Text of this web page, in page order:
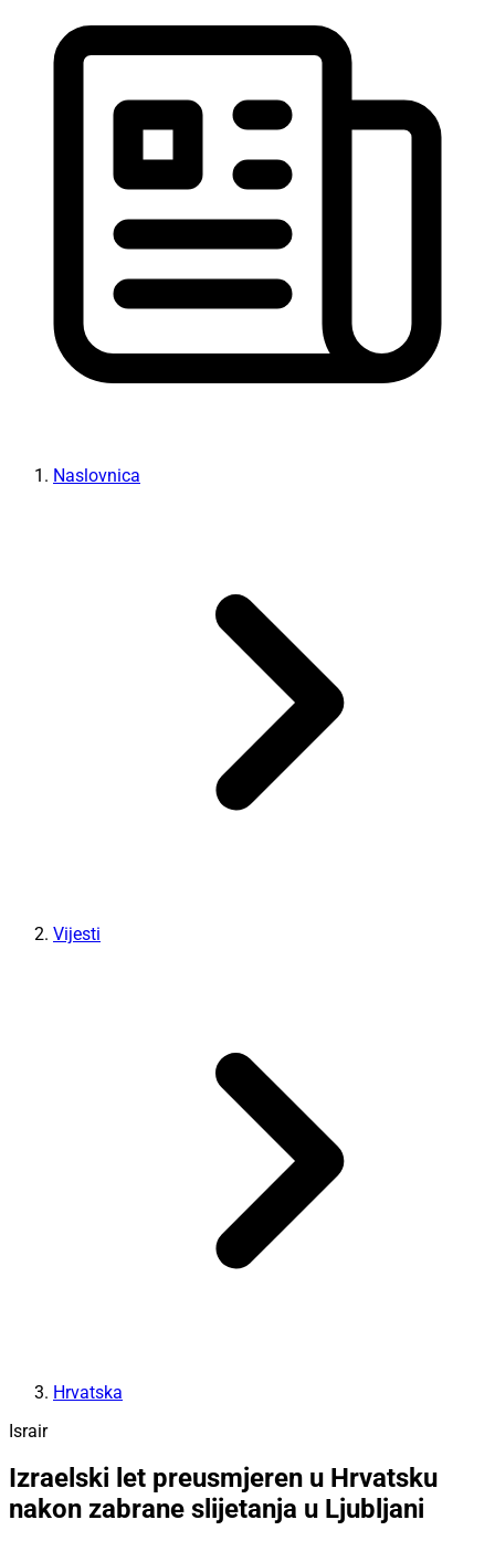
Naslovnica
Vijesti
Hrvatska
Israir
Izraelski let preusmjeren u Hrvatsku
nakon zabrane slijetanja u Ljubljani